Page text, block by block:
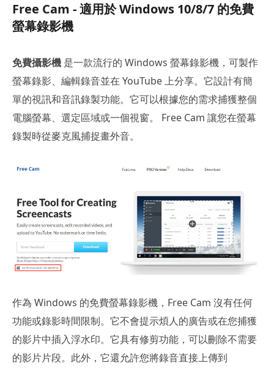
Free Cam - 適用於 Windows 10/8/7 的免費
螢幕錄影機
免費攝影機 是一款流行的 Windows 螢幕錄影機，可製作
螢幕錄影、編輯錄音並在 YouTube 上分享。它設計有簡
單的視訊和音訊錄製功能。它可以根據您的需求捕獲整個
電腦螢幕、選定區域或一個視窗。 Free Cam 讓您在螢幕
錄製時從麥克風捕捉畫外音。
作為 Windows 的免費螢幕錄影機，Free Cam 沒有任何
功能或錄影時間限制。它不會提示煩人的廣告或在您捕獲
的影片中插入浮水印。它具有修剪功能，可以刪除不需要
的影片片段。此外，它還允許您將錄音直接上傳到